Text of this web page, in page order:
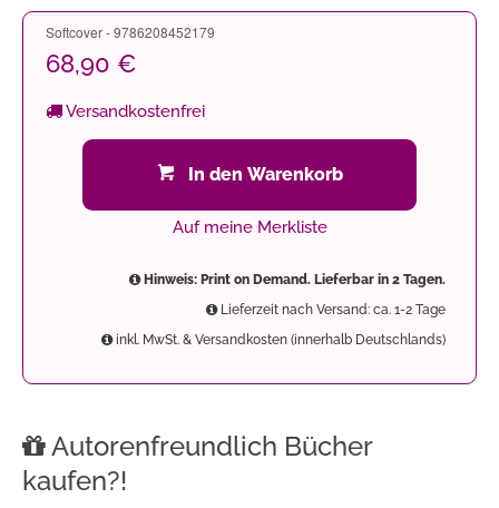
Softcover - 9786208452179
68,90 €
Versandkostenfrei
In den Warenkorb
Auf meine Merkliste
Hinweis: Print on Demand. Lieferbar in 2 Tagen.
Lieferzeit nach Versand: ca. 1-2 Tage
inkl. MwSt. & Versandkosten (innerhalb Deutschlands)
Autorenfreundlich Bücher
kaufen?!